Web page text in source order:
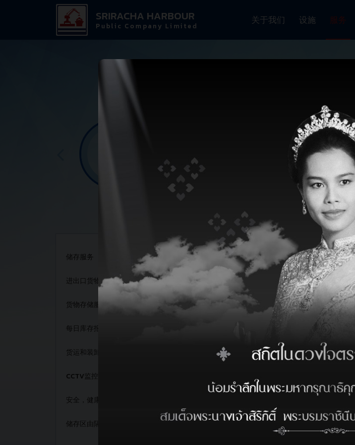
SRIRACHA HARBOUR
Public Company Limited 关于我们 设施 服务
PORT SERVICES
斯里兰卡的港口服务包括2个常规行
业
1. 船泊服务
1. 远洋船舶
3. 邮轮
4. 汽车运输船
5. 修理船
2. 在存储区域上装载，卸载和处理货物服务
STORAGE SERVICES
储存服务
进出口货物中转服务（室内和室外）
货物存储服务（散货和杂货）
每日库存报告
货运和装卸保险
CCTV监控24/7的安全性
安全，健康和环境政策（SHE）
储存区由隔离栅栏保护。
OTHER SERVICES
其他服务
装卸工人服务
拖船，浮吊服务
24小时通关服务
门到门运输服务
称重服务
搬运设备服务
容器填充
CARRIER REGULARLY
Sriracha Harbor Port has a carrier
regularly as follows
1. Swire Shipping Schedules
Sriracha Port To Brisbane Export
ETA-D
23-27/02
15-19/03
ETA
-
PORT VILA CHIEF
24/04
Import-Export